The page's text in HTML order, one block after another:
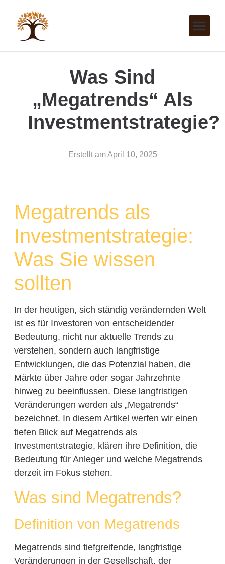
Was Sind
„Megatrends“ Als
Investmentstrategie?
Erstellt am April 10, 2025
Megatrends als
Investmentstrategie:
Was Sie wissen
sollten
In der heutigen, sich ständig verändernden Welt
ist es für Investoren von entscheidender
Bedeutung, nicht nur aktuelle Trends zu
verstehen, sondern auch langfristige
Entwicklungen, die das Potenzial haben, die
Märkte über Jahre oder sogar Jahrzehnte
hinweg zu beeinflussen. Diese langfristigen
Veränderungen werden als „Megatrends“
bezeichnet. In diesem Artikel werfen wir einen
tiefen Blick auf Megatrends als
Investmentstrategie, klären ihre Definition, die
Bedeutung für Anleger und welche Megatrends
derzeit im Fokus stehen.
Was sind Megatrends?
Definition von Megatrends
Megatrends sind tiefgreifende, langfristige
Veränderungen in der Gesellschaft, der